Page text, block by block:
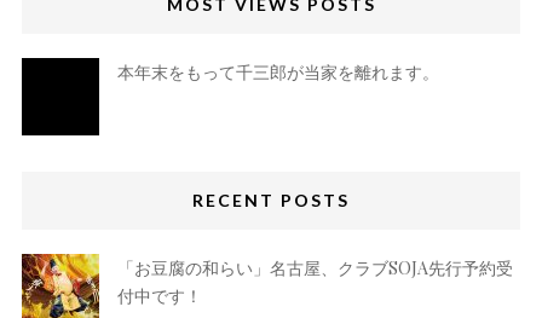
MOST VIEWS POSTS
本年末をもって千三郎が当家を離れます。
RECENT POSTS
「お豆腐の和らい」名古屋、クラブSOJA先行予約受
付中です！